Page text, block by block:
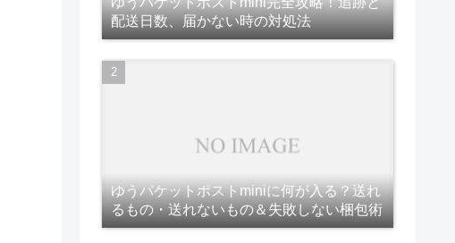
配送日数、届かない時の対処法
ゆうパケットポストminiに何が入る？送れ
るもの・送れないもの＆失敗しない梱包術